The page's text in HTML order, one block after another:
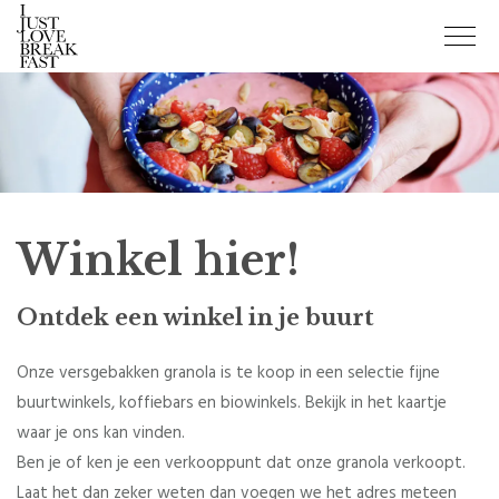
Winkel hier!
Ontdek een winkel in je buurt
Onze versgebakken granola is te koop in een selectie fijne
buurtwinkels, koffiebars en biowinkels. Bekijk in het kaartje
waar je ons kan vinden.
Ben je of ken je een verkooppunt dat onze granola verkoopt.
Laat het dan zeker weten dan voegen we het adres meteen